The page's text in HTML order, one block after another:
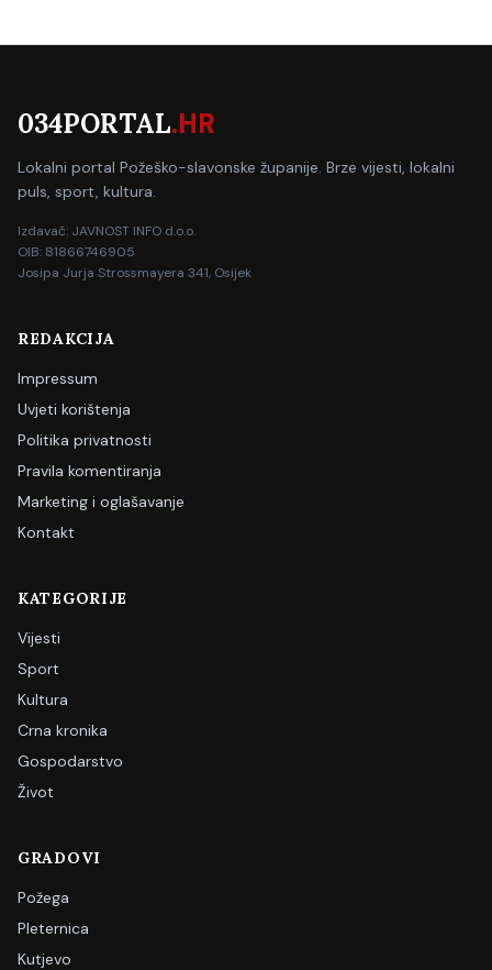
034PORTAL.HR
Lokalni portal Požeško-slavonske županije. Brze vijesti, lokalni
puls, sport, kultura.
Izdavač: JAVNOST INFO d.o.o.
OIB: 81866746905
Josipa Jurja Strossmayera 341, Osijek
REDAKCIJA
Impressum
Uvjeti korištenja
Politika privatnosti
Pravila komentiranja
Marketing i oglašavanje
Kontakt
KATEGORIJE
Vijesti
Sport
Kultura
Crna kronika
Gospodarstvo
Život
GRADOVI
Požega
Pleternica
Kutjevo